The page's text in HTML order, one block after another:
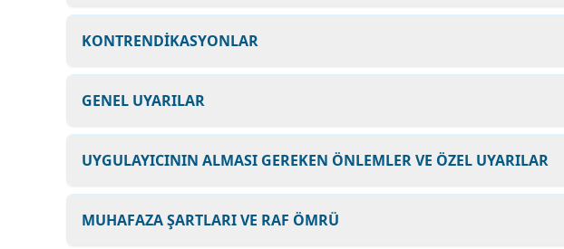
KONTRENDİKASYONLAR
GENEL UYARILAR
UYGULAYICININ ALMASI GEREKEN ÖNLEMLER VE ÖZEL UYARILAR
MUHAFAZA ŞARTLARI VE RAF ÖMRÜ